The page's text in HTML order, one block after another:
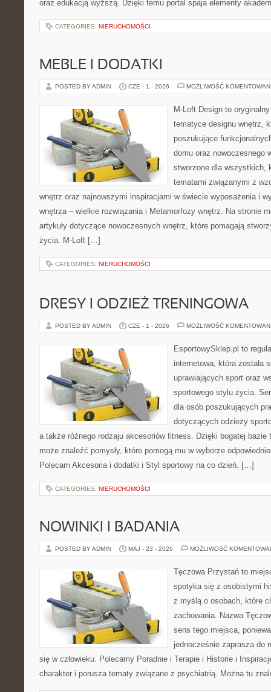
oraz edukacją wyższą. Dzięki temu portal spaja elementy
CATEGORIES: NIERUCHOMOŚCI
MEBLE I DODATKI
POSTED BY ADMIN CZE - 1 - 2026 MOŻLIWOŚĆ
M-Loft Design to
tematyce designu wnętrz,
poszukujące
domu oraz nowoczesnego
stworzone dla wszystkich,
tematami związanymi z
wnętrz oraz najnowszymi inspiracjami w świecie wyposażenia i
wnętrza – wielkie rozwiązania i Metamorfozy wnętrz. Na stronie
artykuły dotyczące nowoczesnych wnętrz, które pomagają
życia. M-Loft […]
CATEGORIES: NIERUCHOMOŚCI
DRESY I ODZIEŻ TRENINGOWA
POSTED BY ADMIN CZE - 1 - 2026 MOŻLIWOŚĆ
EsportowySklep.pl to
internetowa, która została
uprawiających sport oraz
sportowego stylu życia.
dla osób poszukujących
dotyczących odzieży
a także różnego rodzaju akcesoriów fitness. Dzięki bogatej
może znaleźć pomysły, które pomogą mu w wyborze
Polecam Akcesoria i dodatki i Styl sportowy na co dzień. […]
CATEGORIES: NIERUCHOMOŚCI
NOWINKI I BADANIA
POSTED BY ADMIN MAJ - 23 - 2026 MOŻLIWOŚĆ
Tęczowa Przystań to
spotyka się z osobistymi
z myślą o osobach, które
zachowania. Nazwa
sens tego miejsca,
jednocześnie zaprasza do
się w człowieku. Polecamy Poradnie i Terapie i Historie i
charakter i porusza tematy związane z psychiatrią. Można tu